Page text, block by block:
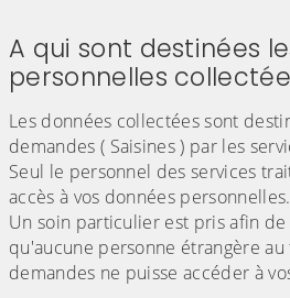
A qui sont destinées
personnelles
Les données collectées sont
demandes ( Saisines ) par les
Seul le personnel des services
accès à vos données personnelles.
Un soin particulier est pris afin
qu'aucune personne étrangère
demandes ne puisse accéder à